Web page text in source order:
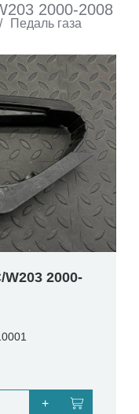
2000-2008
/ Педаль газа
2000-
+